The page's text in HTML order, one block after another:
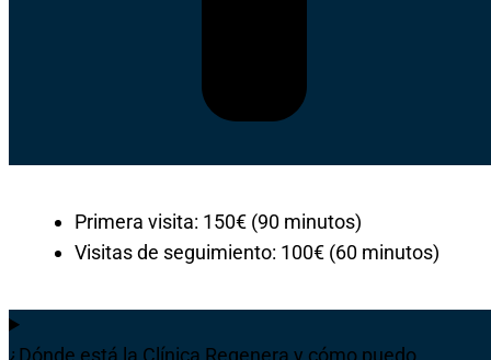
Primera visita: 150€ (90 minutos)
Visitas de seguimiento: 100€ (60 minutos)
¿Dónde está la Clínica Regenera y cómo puedo